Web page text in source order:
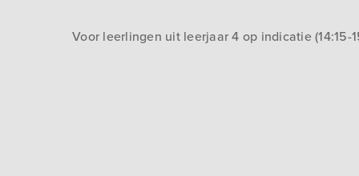
Voor leerlingen uit leerjaar 4 op indicatie (14:15-